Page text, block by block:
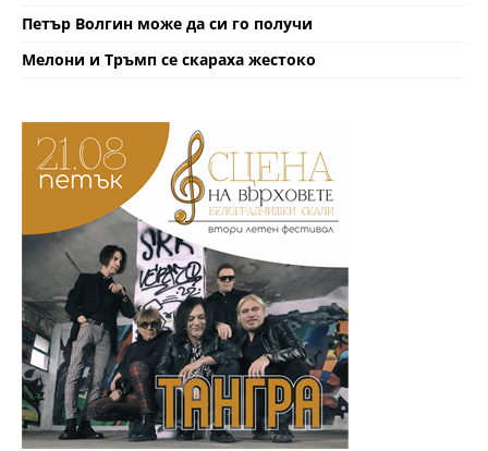
Петър Волгин може да си го получи
Мелони и Тръмп се скараха жестоко